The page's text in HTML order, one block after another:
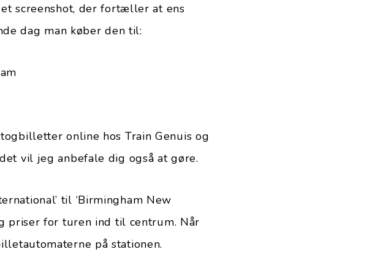
screenshot, der fortæller at ens
dag man køber den til:
online hos Train Genuis og
vil jeg anbefale dig også at gøre.
til ‘Birmingham New
priser for turen ind til centrum. Når
på stationen.